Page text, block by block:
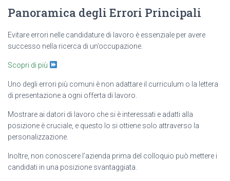
Panoramica degli Errori Principali
Evitare errori nelle candidature di lavoro è essenziale per avere
successo nella ricerca di un’occupazione.
Scopri di più
Uno degli errori più comuni è non adattare il curriculum o la lettera
di presentazione a ogni offerta di lavoro.
Mostrare ai datori di lavoro che si è interessati e adatti alla
posizione è cruciale, e questo lo si ottiene solo attraverso la
personalizzazione.
Inoltre, non conoscere l’azienda prima del colloquio può mettere i
candidati in una posizione svantaggiata.